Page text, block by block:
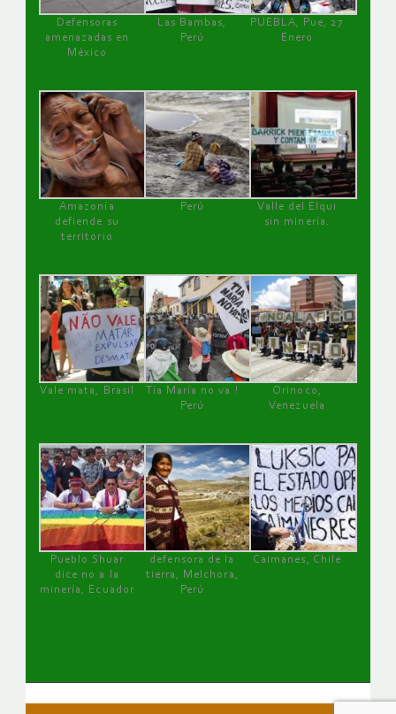
Defensoras
amenazadas en
México
Las Bambas,
Perú
PUEBLA, Pue, 27
Enero
Amazonía
defiende su
territorio
Perú
Valle del Elqui
sin minería.
Vale mata, Brasil
Tía María no va !
Perú
Orinoco,
Venezuela
Pueblo Shuar
dice no a la
minería, Ecuador
defensora de la
tierra, Melchora,
Perú
Caimanes, Chile